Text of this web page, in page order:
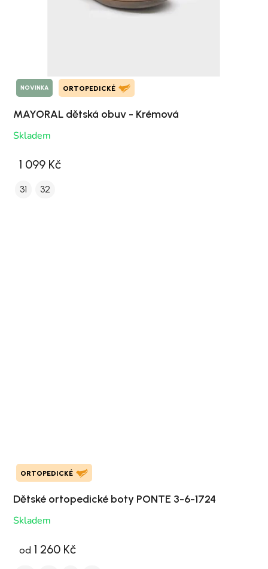
NOVINKA ORTOPEDICKÉ
MAYORAL dětská obuv - Krémová
Skladem
1 099 Kč
31 32
ORTOPEDICKÉ
Dětské ortopedické boty PONTE 3-6-1724
Skladem
od 1 260 Kč